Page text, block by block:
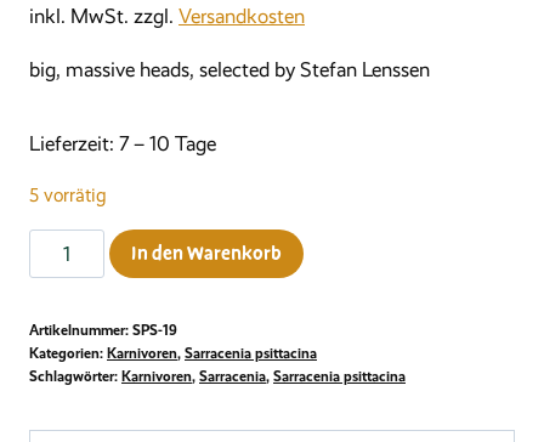
inkl. MwSt. zzgl. Versandkosten
big, massive heads, selected by Stefan Lenssen
Lieferzeit: 7 – 10 Tage
5 vorrätig
Sarracenia
psittacina
okefenokeensis,
Citronelle
In den Warenkorb
Artikelnummer: SPS-19
Kategorien: Karnivoren, Sarracenia psittacina
Schlagwörter: Karnivoren, Sarracenia, Sarracenia psittacina